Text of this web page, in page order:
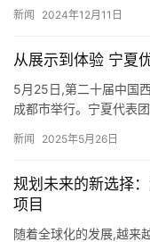
新闻 2024年12月11日
从展示到体验 宁夏
5月25日,第二十届中国
成都市举行。宁夏代表
新闻 2025年5月26日
规划未来的新选择
项目
随着全球化的发展,越来